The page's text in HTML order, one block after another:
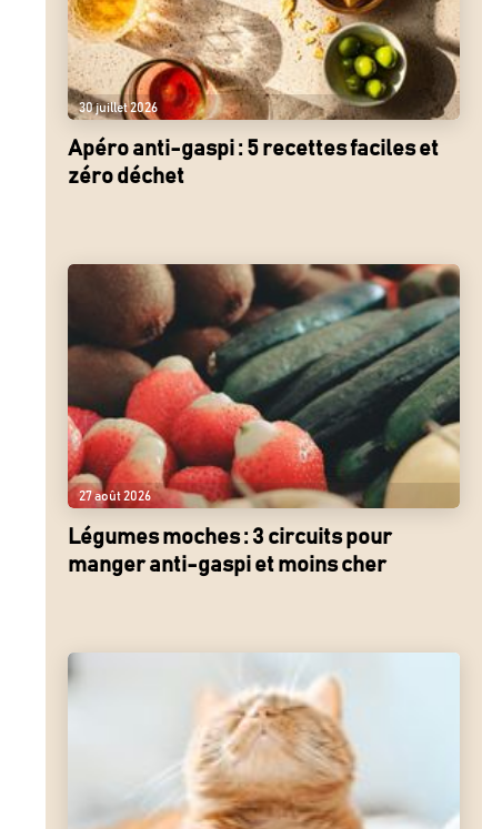
30 juillet 2026
Apéro anti-gaspi : 5 recettes faciles et
zéro déchet
27 août 2026
Légumes moches : 3 circuits pour
manger anti-gaspi et moins cher